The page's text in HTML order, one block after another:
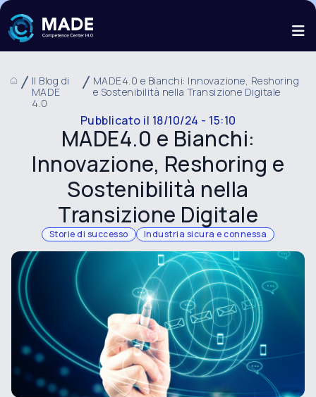
Il Blog di
MADE
4.0
MADE4.0 e Bianchi: Innovazione, Reshoring
e Sostenibilità nella Transizione Digitale
Pubblicato il 18/10/24 - 15:10
MADE4.0 e Bianchi:
Innovazione, Reshoring e
Sostenibilità nella
Transizione Digitale
Storie di successo Industria sicura e connessa